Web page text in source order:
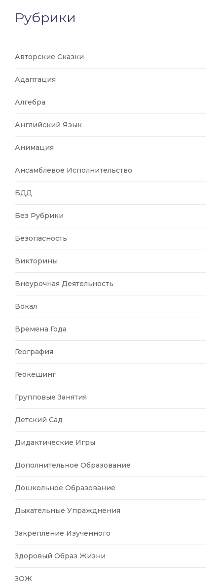
Рубрики
Авторские Сказки
Адаптация
Алгебра
Английский Язык
Анимация
Ансамблевое Исполнительство
БДД
Без Рубрики
Безопасность
Викторины
Внеурочная Деятельность
Вокал
Времена Года
География
Геокешинг
Групповые Занятия
Детский Сад
Дидактические Игры
Дополнительное Образование
Дошкольное Образование
Дыхательные Упражднения
Закрепление Изученного
Здоровый Образ Жизни
ЗОЖ